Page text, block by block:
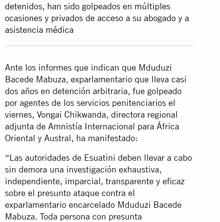
detenidos, han sido golpeados en múltiples
ocasiones y privados de acceso a su abogado y a
asistencia médica
Ante los informes que indican que Mduduzi
Bacede Mabuza, exparlamentario que lleva casi
dos años en detención arbitraria, fue golpeado
por agentes de los servicios penitenciarios el
viernes, Vongai Chikwanda, directora regional
adjunta de Amnistía Internacional para África
Oriental y Austral, ha manifestado:
“Las autoridades de Esuatini deben llevar a cabo
sin demora una investigación exhaustiva,
independiente, imparcial, transparente y eficaz
sobre el presunto ataque contra el
exparlamentario encarcelado Mduduzi Bacede
Mabuza. Toda persona con presunta